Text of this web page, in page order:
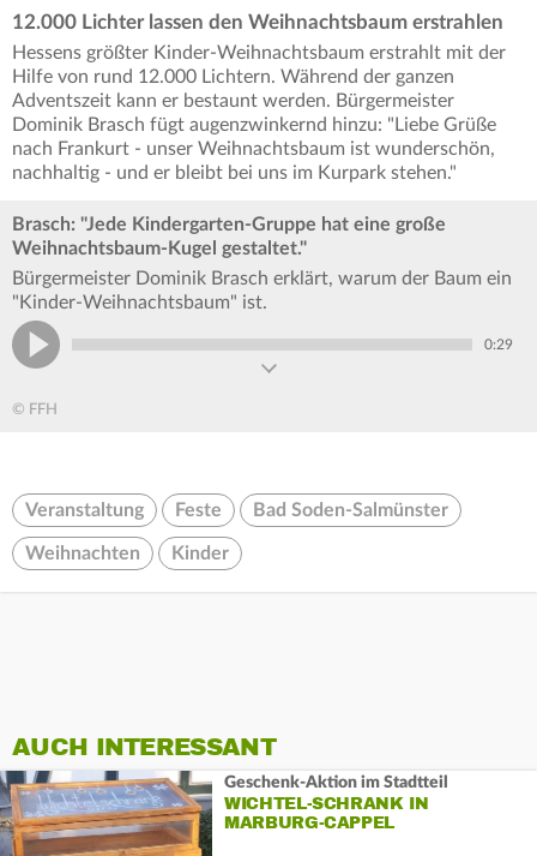
12.000 Lichter lassen den Weihnachtsbaum erstrahlen
Hessens größter Kinder-Weihnachtsbaum erstrahlt mit der
Hilfe von rund 12.000 Lichtern. Während der ganzen
Adventszeit kann er bestaunt werden. Bürgermeister
Dominik Brasch fügt augenzwinkernd hinzu: "Liebe Grüße
nach Frankurt - unser Weihnachtsbaum ist wunderschön,
nachhaltig - und er bleibt bei uns im Kurpark stehen."
Brasch: "Jede Kindergarten-Gruppe hat eine große
Weihnachtsbaum-Kugel gestaltet."
Bürgermeister Dominik Brasch erklärt, warum der Baum ein
"Kinder-Weihnachtsbaum" ist.
0:29
© FFH
Veranstaltung Feste Bad Soden-Salmünster
Weihnachten Kinder
AUCH INTERESSANT
Geschenk-Aktion im Stadtteil
WICHTEL-SCHRANK IN
MARBURG-CAPPEL